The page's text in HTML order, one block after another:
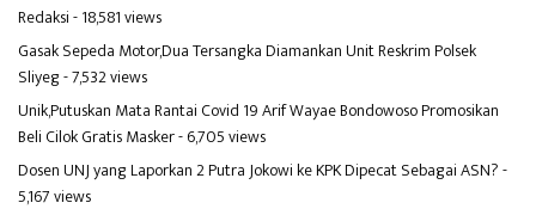
Redaksi- 18,581 views
Gasak Sepeda Motor,Dua Tersangka Diamankan Unit Reskrim Polsek
Sliyeg- 7,532 views
Unik,Putuskan Mata Rantai Covid 19 Arif Wayae Bondowoso Promosikan
Beli Cilok Gratis Masker- 6,705 views
Dosen UNJ yang Laporkan 2 Putra Jokowi ke KPK Dipecat Sebagai ASN?-
5,167 views